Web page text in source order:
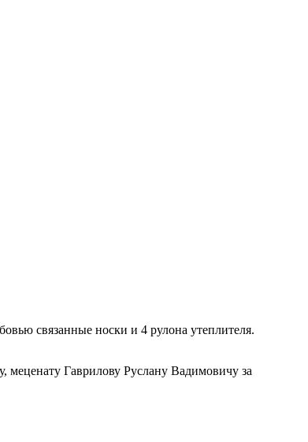
связанные носки и 4 рулона утеплителя.
Гаврилову Руслану Вадимовичу за